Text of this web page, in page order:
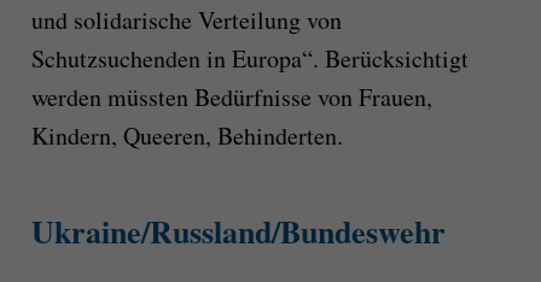
und solidarische Verteilung von
Schutzsuchenden in Europa“. Berücksichtigt
werden müssten Bedürfnisse von Frauen,
Kindern, Queeren, Behinderten.
Ukraine/Russland/Bundeswehr